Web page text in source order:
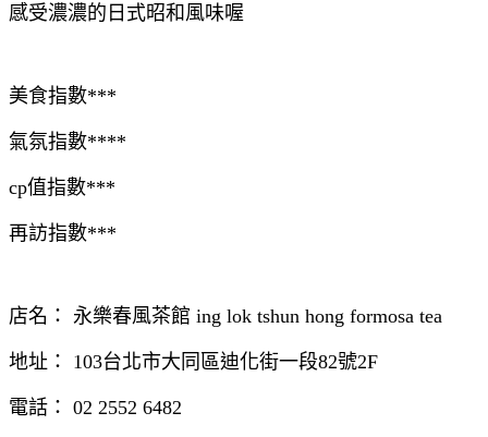
感受濃濃的日式昭和風味喔
美食指數***
氣氛指數****
cp值指數***
再訪指數***
店名： 永樂春風茶館 ing lok tshun hong formosa tea
地址： 103台北市大同區迪化街一段82號2F
電話： 02 2552 6482